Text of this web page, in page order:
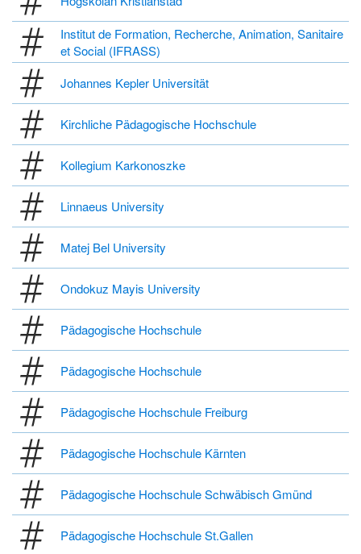
Institut de Formation, Recherche, Animation, Sanitaire
et Social (IFRASS)
Johannes Kepler Universität
Kirchliche Pädagogische Hochschule
Kollegium Karkonoszke
Linnaeus University
Matej Bel University
Ondokuz Mayis University
Pädagogische Hochschule
Pädagogische Hochschule
Pädagogische Hochschule Freiburg
Pädagogische Hochschule Kärnten
Pädagogische Hochschule Schwäbisch Gmünd
Pädagogische Hochschule St.Gallen